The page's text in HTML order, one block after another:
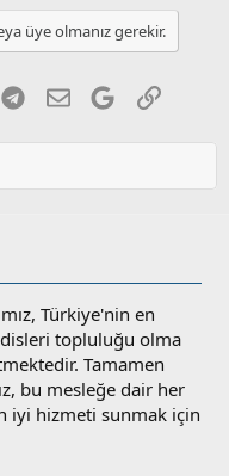
u
m
u
z
o
l
üye olmanız gerekir.
Telegram
E-postaGoogleLink
Türkiye'nin en
topluluğu olma
Tamamen
bu mesleğe dair her
iyi hizmeti sunmak için